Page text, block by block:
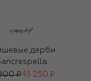
дерби
₽43 250 ₽